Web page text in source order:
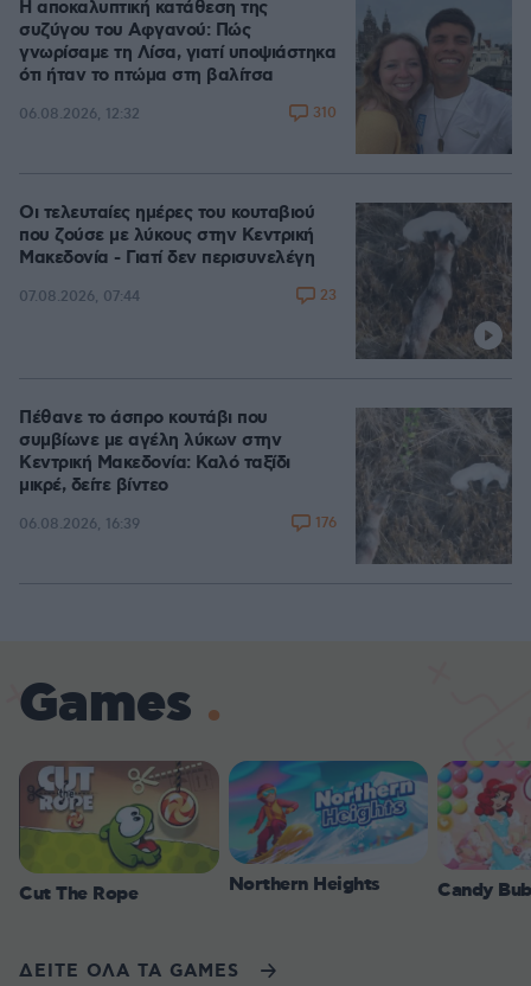
Η αποκαλυπτική κατάθεση της
συζύγου του Αφγανού: Πώς
γνωρίσαμε τη Λίσα, γιατί υποψιάστηκα
ότι ήταν το πτώμα στη βαλίτσα
06.08.2026, 12:32 310
Οι τελευταίες ημέρες του κουταβιού
που ζούσε με λύκους στην Κεντρική
Μακεδονία - Γιατί δεν περισυνελέγη
07.08.2026, 07:44 23
Πέθανε το άσπρο κουτάβι που
συμβίωνε με αγέλη λύκων στην
Κεντρική Μακεδονία: Καλό ταξίδι
μικρέ, δείτε βίντεο
06.08.2026, 16:39 176
Games
Cut The Rope Northern Heights Candy
ΔΕΙΤΕ ΟΛΑ ΤΑ GAMES